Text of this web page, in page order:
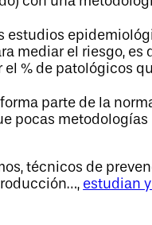
estudios
mediar el riesgo, es
% de patológicos
parte de la
pocas metodologías
técnicos de
estudian